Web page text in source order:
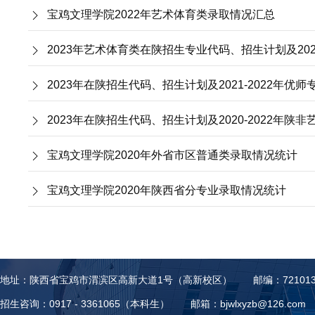
宝鸡文理学院2022年艺术体育类录取情况汇总
2023年在陕招生代码、招生计划及2021-2022年优师
2023年在陕招生代码、招生计划及2020-2022年陕非
宝鸡文理学院2020年外省市区普通类录取情况统计
宝鸡文理学院2020年陕西省分专业录取情况统计
地址：陕西省宝鸡市渭滨区高新大道1号（高新校区） 邮编：
招生咨询：0917 - 3361065（本科生） 邮箱：bjwlxyzb@126.com